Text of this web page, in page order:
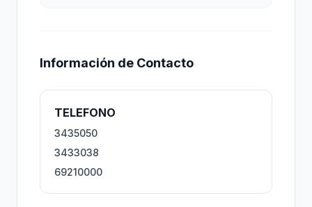
Información de Contacto
TELEFONO
3435050
3433038
69210000